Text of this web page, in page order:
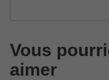
Vous
aimer